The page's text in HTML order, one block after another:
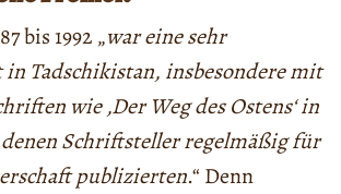
bis 1992 „war eine sehr
in Tadschikistan, insbesondere mit
wie ‚Der Weg des Ostens‘ in
Schriftsteller regelmäßig für
publizierten.“ Denn